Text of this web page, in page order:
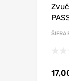
ŠIFRA